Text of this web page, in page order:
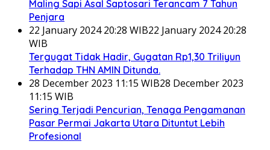
Maling Sapi Asal Saptosari Terancam 7 Tahun
Penjara
22 January 2024 20:28 WIB22 January 2024 20:28
WIB
Tergugat Tidak Hadir, Gugatan Rp1,30 Triliyun
Terhadap THN AMIN Ditunda.
28 December 2023 11:15 WIB28 December 2023
11:15 WIB
Sering Terjadi Pencurian, Tenaga Pengamanan
Pasar Permai Jakarta Utara Dituntut Lebih
Profesional